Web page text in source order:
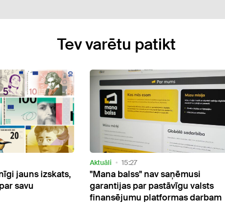
Tev varētu patikt
valsts
Aktuāli 12:01
Vēlies savā īpašumā pili? Sestdien
izsolē to ir iespējams iegādāties